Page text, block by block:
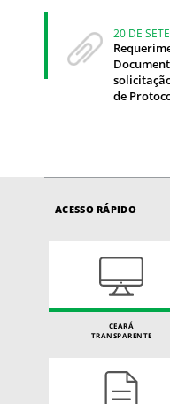
20 DE
de
ACESSO RÁPIDO
CEARÁ
TRANSPARENTE